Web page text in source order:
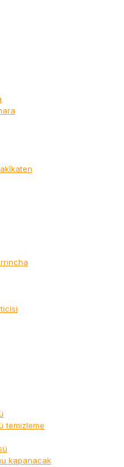
temizleme
kapanacak